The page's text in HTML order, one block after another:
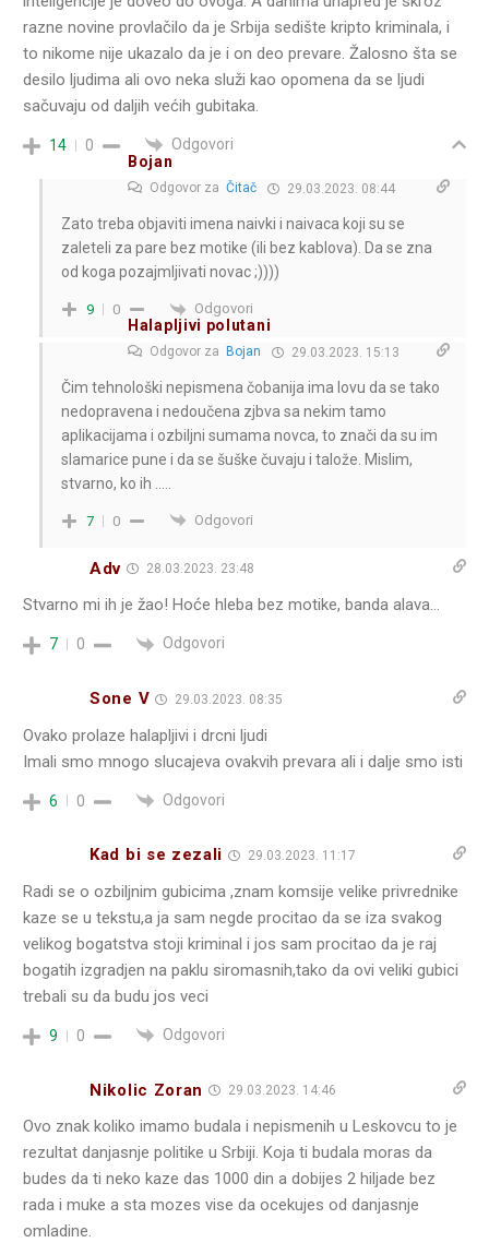
razne novine provlačilo da je Srbija sedište kripto kriminala, i
to nikome nije ukazalo da je i on deo prevare. Žalosno šta se
desilo ljudima ali ovo neka služi kao opomena da se ljudi
sačuvaju od daljih većih gubitaka.
14 0
Odgovori
Bojan
Odgovor za Čitač 29.03.2023. 08:44
Zato treba objaviti imena naivki i naivaca koji su se
zaleteli za pare bez motike (ili bez kablova). Da se zna
od koga pozajmljivati novac ;))))
9 0 Odgovori
Halapljivi polutani
Odgovor za Bojan 29.03.2023. 15:13
Čim tehnološki nepismena čobanija ima lovu da se tako
nedopravena i nedoučena zjbva sa nekim tamo
aplikacijama i ozbiljni sumama novca, to znači da su im
slamarice pune i da se šuške čuvaju i talože. Mislim,
stvarno, ko ih …..
7 0 Odgovori
Adv 28.03.2023. 23:48
Stvarno mi ih je žao! Hoće hleba bez motike, banda alava…
7 0 Odgovori
Sone V 29.03.2023. 08:35
Ovako prolaze halapljivi i drcni ljudi
Imali smo mnogo slucajeva ovakvih prevara ali i dalje smo isti
6 0 Odgovori
Kad bi se zezali 29.03.2023. 11:17
Radi se o ozbiljnim gubicima ,znam komsije velike privrednike
kaze se u tekstu,a ja sam negde procitao da se iza svakog
velikog bogatstva stoji kriminal i jos sam procitao da je raj
bogatih izgradjen na paklu siromasnih,tako da ovi veliki gubici
trebali su da budu jos veci
9 0 Odgovori
Nikolic Zoran 29.03.2023. 14:46
Ovo znak koliko imamo budala i nepismenih u Leskovcu to je
rezultat danjasnje politike u Srbiji. Koja ti budala moras da
budes da ti neko kaze das 1000 din a dobijes 2 hiljade bez
rada i muke a sta mozes vise da ocekujes od danjasnje
omladine.